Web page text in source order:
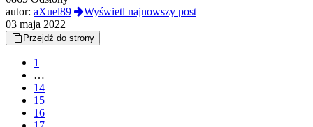
autor: aXuel89
Wyświetl najnowszy post
03 maja 2022
Przejdź do strony
1
…
14
15
16